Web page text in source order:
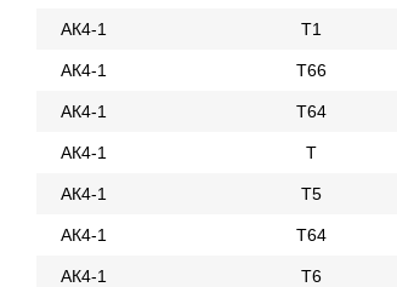
АК4-1 Т1
АК4-1 Т66
АК4-1 Т64
АК4-1 Т
АК4-1 Т5
АК4-1 Т64
АК4-1 Т6